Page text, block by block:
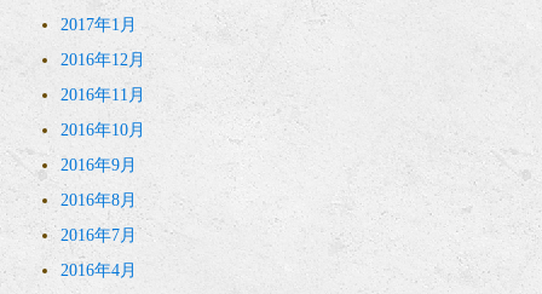
2017年1月
2016年12月
2016年11月
2016年10月
2016年9月
2016年8月
2016年7月
2016年4月